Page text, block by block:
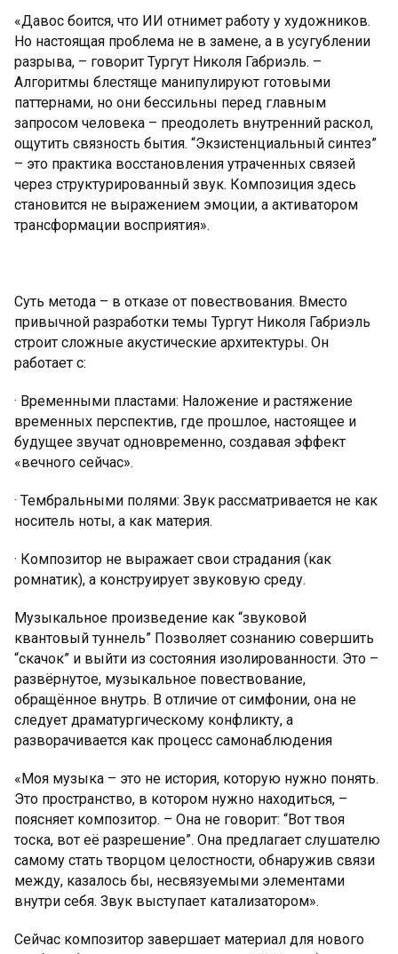
«Давос боится, что ИИ отнимет работу у художников.
Но настоящая проблема не в замене, а в усугублении
разрыва, – говорит Тургут Николя Габриэль. –
Алгоритмы блестяще манипулируют готовыми
паттернами, но они бессильны перед главным
запросом человека – преодолеть внутренний раскол,
ощутить связность бытия. “Экзистенциальный синтез”
– это практика восстановления утраченных связей
через структурированный звук. Композиция здесь
становится не выражением эмоции, а активатором
трансформации восприятия».
Суть метода – в отказе от повествования. Вместо
привычной разработки темы Тургут Николя Габриэль
строит сложные акустические архитектуры. Он
работает с:
· Временными пластами: Наложение и растяжение
временных перспектив, где прошлое, настоящее и
будущее звучат одновременно, создавая эффект
«вечного сейчас».
· Тембральными полями: Звук рассматривается не как
носитель ноты, а как материя.
· Композитор не выражает свои страдания (как
ромнатик), а конструирует звуковую среду.
Музыкальное произведение как “звуковой
квантовый туннель” Позволяет сознанию совершить
“скачок” и выйти из состояния изолированности. Это –
развёрнутое, музыкальное повествование,
обращённое внутрь. В отличие от симфонии, она не
следует драматургическому конфликту, а
разворачивается как процесс самонаблюдения
«Моя музыка – это не история, которую нужно понять.
Это пространство, в котором нужно находиться, –
поясняет композитор. – Она не говорит: “Вот твоя
тоска, вот её разрешение”. Она предлагает слушателю
самому стать творцом целостности, обнаружив связи
между, казалось бы, несвязуемыми элементами
внутри себя. Звук выступает катализатором».
Сейчас композитор завершает материал для нового